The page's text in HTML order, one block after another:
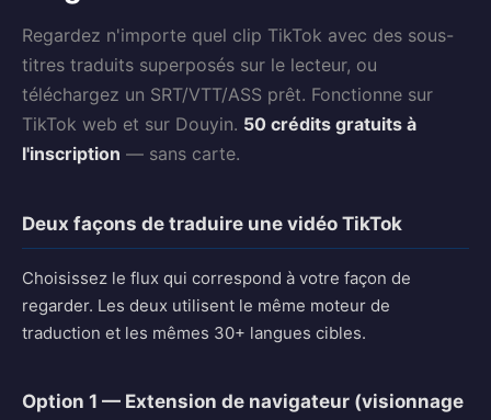
Regardez n'importe quel clip TikTok avec des sous-
titres traduits superposés sur le lecteur, ou
téléchargez un SRT/VTT/ASS prêt. Fonctionne sur
TikTok web et sur Douyin. 50 crédits gratuits à
l'inscription — sans carte.
Deux façons de traduire une vidéo TikTok
Choisissez le flux qui correspond à votre façon de
regarder. Les deux utilisent le même moteur de
traduction et les mêmes 30+ langues cibles.
Option 1 — Extension de navigateur (visionnage